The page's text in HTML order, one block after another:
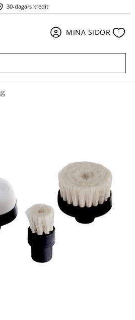
30-dagars kredit
MINA SIDOR